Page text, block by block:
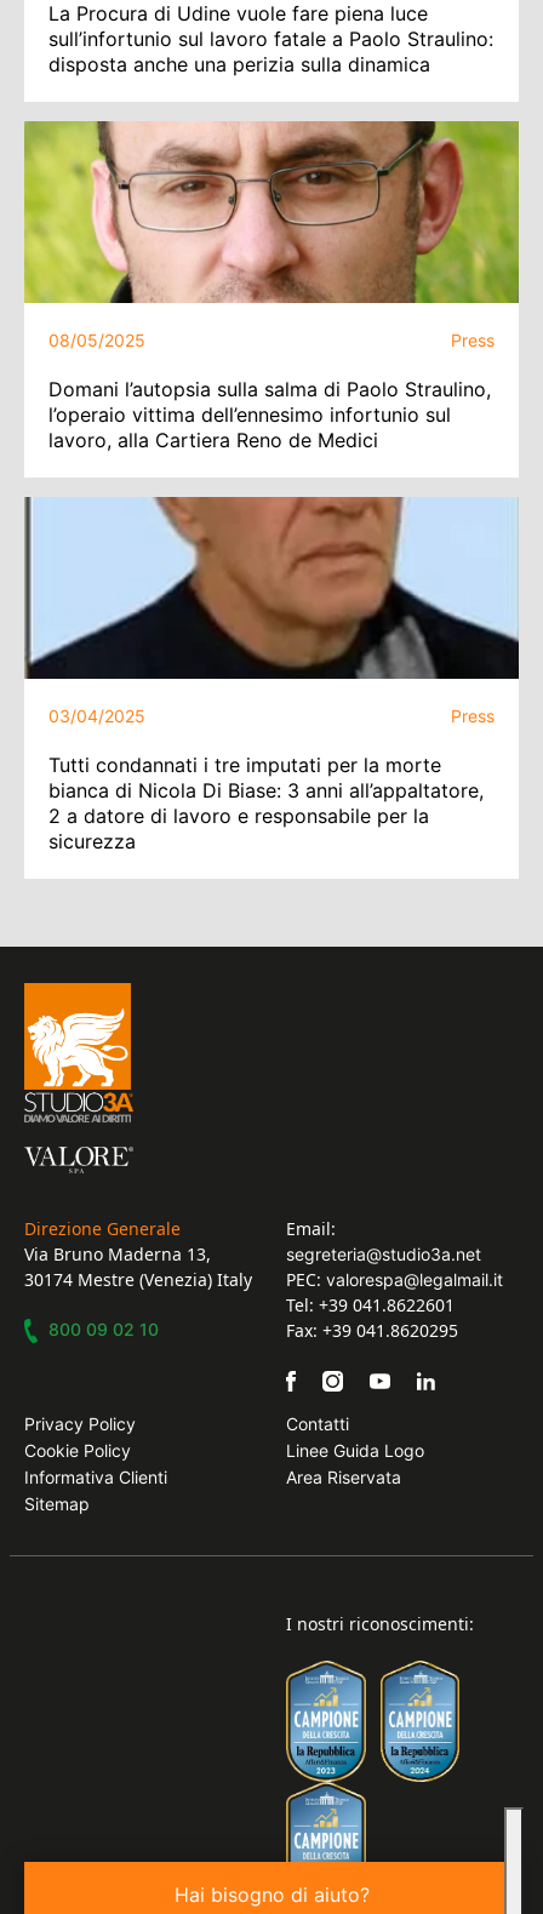
Hai bisogno di aiuto?
La Procura di Udine vuole fare piena luce
sull’infortunio sul lavoro fatale a Paolo Straulino:
disposta anche una perizia sulla dinamica
08/05/2025 Press
Domani l’autopsia sulla salma di Paolo Straulino,
l’operaio vittima dell’ennesimo infortunio sul
lavoro, alla Cartiera Reno de Medici
03/04/2025 Press
Tutti condannati i tre imputati per la morte
bianca di Nicola Di Biase: 3 anni all’appaltatore,
2 a datore di lavoro e responsabile per la
sicurezza
Direzione Generale
Via Bruno Maderna 13,
30174 Mestre (Venezia) Italy
800 09 02 10
Email:
segreteria@studio3a.net
PEC: valorespa@legalmail.it
Tel: +39 041.8622601
Fax: +39 041.8620295
Privacy Policy
Cookie Policy
Informativa Clienti
Sitemap
Contatti
Linee Guida Logo
Area Riservata
I nostri riconoscimenti: